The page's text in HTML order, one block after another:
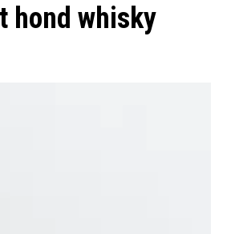
hond whisky